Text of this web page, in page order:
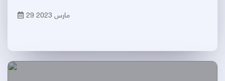
29 مارس 2023